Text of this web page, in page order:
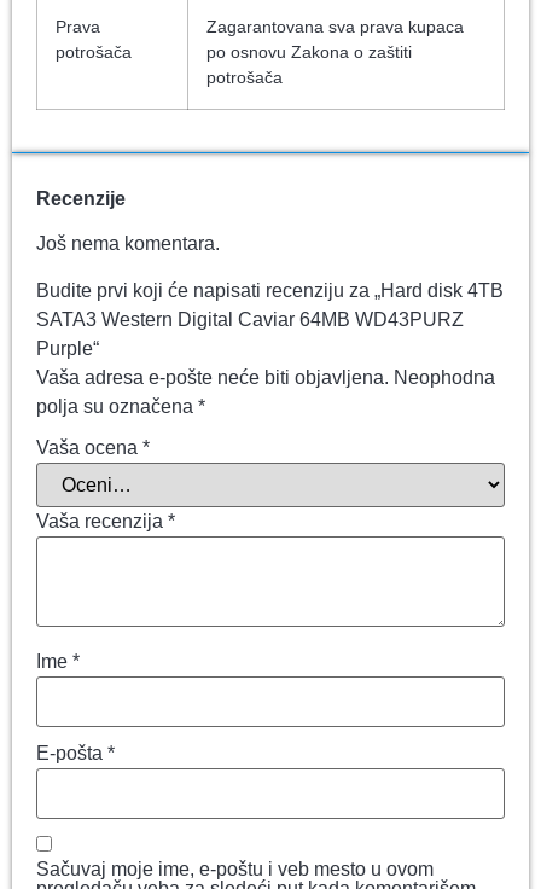
Prava
potrošača
Zagarantovana sva prava kupaca
po osnovu Zakona o zaštiti
potrošača
Recenzije
Još nema komentara.
Budite prvi koji će napisati recenziju za „Hard disk 4TB
SATA3 Western Digital Caviar 64MB WD43PURZ
Purple“
Vaša adresa e-pošte neće biti objavljena. Neophodna
polja su označena *
Vaša ocena *
Vaša recenzija *
Ime *
E-pošta *
Sačuvaj moje ime, e-poštu i veb mesto u ovom